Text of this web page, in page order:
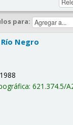
para:
Río Negro
621.374.5/